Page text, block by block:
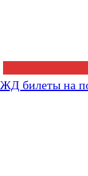
ЖД билеты на